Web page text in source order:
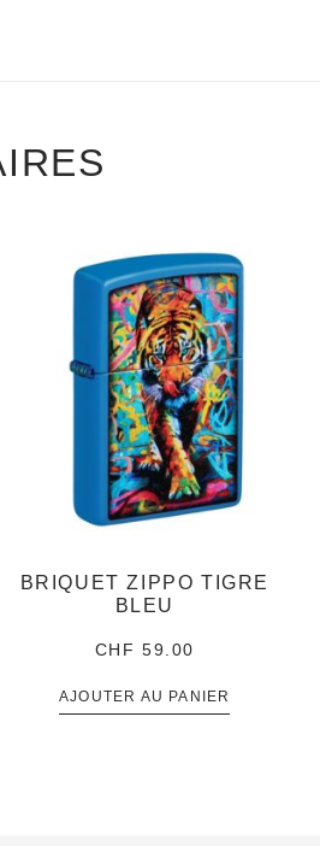
BRIQUET ZIPPO TIGRE
BLEU
CHF 59.00
AJOUTER AU PANIER